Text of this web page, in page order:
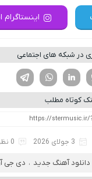
در شبکه های اجتماعی
لینکدین تویتر
فیسوک
کوتاه مطلب
3 جولای 2026 0 نظر
دانلود آهنگ جدید ، دی جی